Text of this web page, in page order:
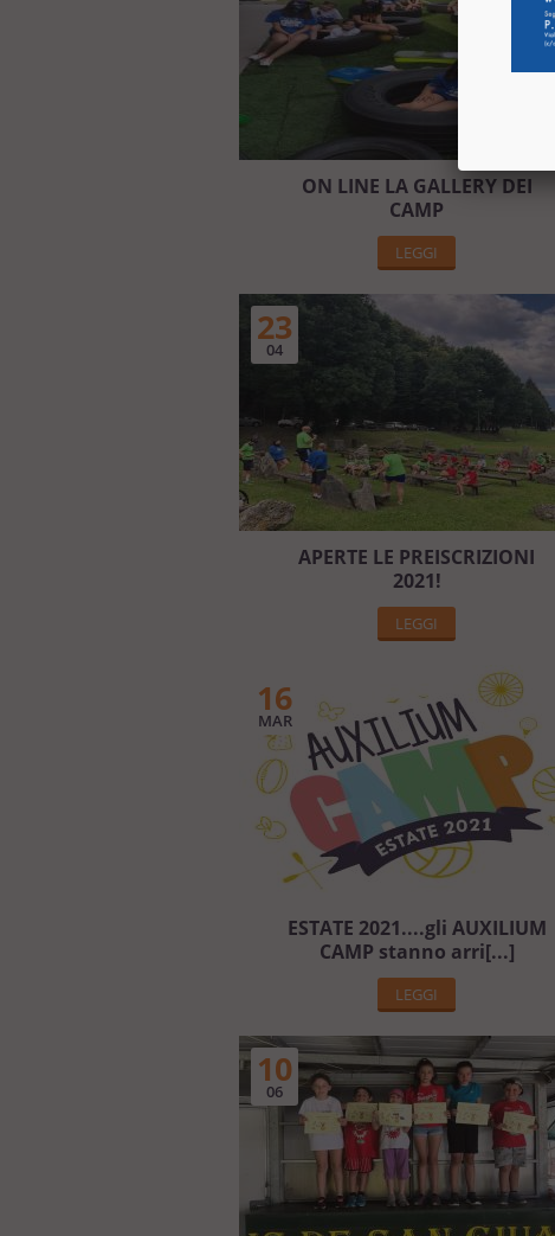
ON LINE LA GALLERY DEI
CAMP
LEGGI
23
04
APERTE LE PREISCRIZIONI
2021!
LEGGI
16
MAR
ESTATE 2021....gli AUXILIUM
CAMP stanno arri[...]
LEGGI
10
06